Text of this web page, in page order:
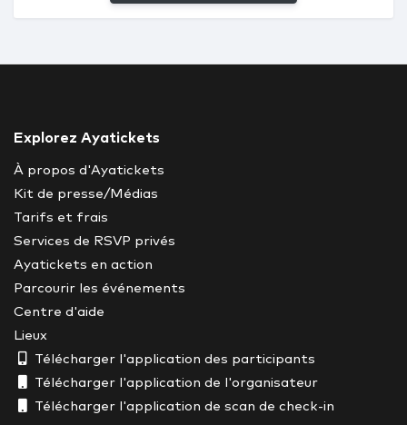
Explorez Ayatickets
À propos d'Ayatickets
Kit de presse/Médias
Tarifs et frais
Services de RSVP privés
Ayatickets en action
Parcourir les événements
Centre d'aide
Lieux
Télécharger l'application des participants
Télécharger l'application de l'organisateur
Télécharger l'application de scan de check-in